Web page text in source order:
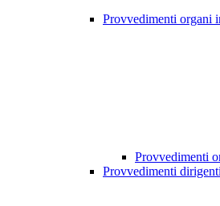
Provvedimenti organi
Provvedimenti
Provvedimenti